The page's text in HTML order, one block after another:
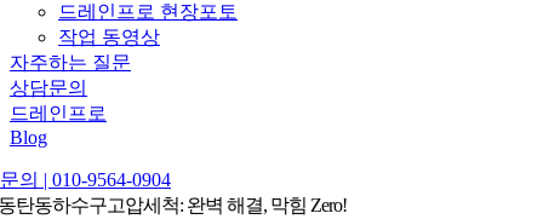
드레인프로 현장포토
작업 동영상
자주하는 질문
상담문의
드레인프로
Blog
의 | 010-9564-0904
탄동하수구고압세척: 완벽 해결, 막힘 Zero!